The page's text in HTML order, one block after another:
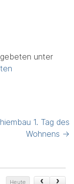
unter
1. Tag des
Wohnens →
Heute